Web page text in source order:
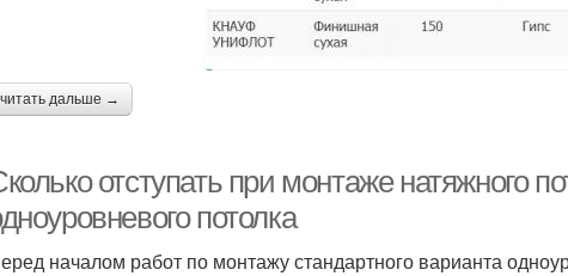
читать дальше →
отступать при монтаже натяжного
потолка
началом работ по монтажу стандартного варианта